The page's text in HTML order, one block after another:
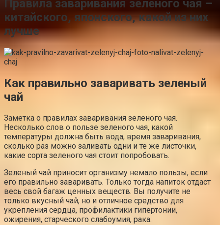
Правила заваривания зеленого чая –
китайского, японского, какой из них
лучше
Как правильно заваривать зеленый
чай
Заметка о правилах заваривания зеленого чая.
Несколько слов о пользе зеленого чая, какой
температуры должна быть вода, время заваривания,
сколько раз можно заливать одни и те же листочки,
какие сорта зеленого чая стоит попробовать.
Зеленый чай приносит организму немало пользы, если
его правильно заваривать. Только тогда напиток отдаст
весь свой багаж ценных веществ. Вы получите не
только вкусный чай, но и отличное средство для
укрепления сердца, профилактики гипертонии,
ожирения, старческого слабоумия, рака.